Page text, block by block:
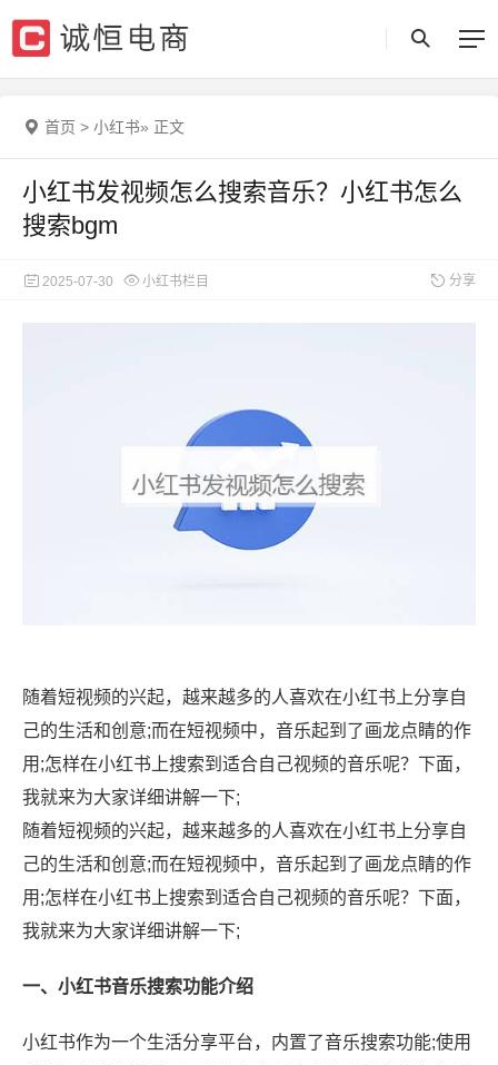
首页 > 小红书» 正文
小红书发视频怎么搜索音乐？小红书怎么
搜索bgm
2025-07-30 小红书栏目 分享
随着短视频的兴起，越来越多的人喜欢在小红书上分享自
己的生活和创意;而在短视频中，音乐起到了画龙点睛的作
用;怎样在小红书上搜索到适合自己视频的音乐呢？下面，
我就来为大家详细讲解一下;
随着短视频的兴起，越来越多的人喜欢在小红书上分享自
己的生活和创意;而在短视频中，音乐起到了画龙点睛的作
用;怎样在小红书上搜索到适合自己视频的音乐呢？下面，
我就来为大家详细讲解一下;
一、小红书音乐搜索功能介绍
小红书作为一个生活分享平台，内置了音乐搜索功能;使用